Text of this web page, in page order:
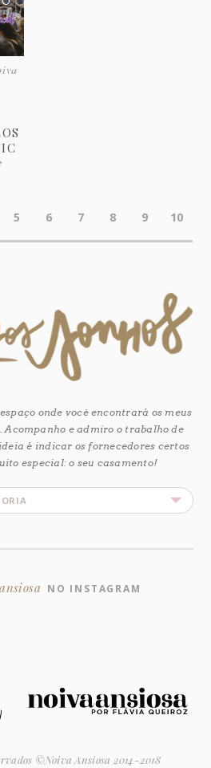
5 6 7 8 9 10
espaço onde você encontrará os meus
e admiro o trabalho de
é indicar os fornecedores certos
especial: o seu casamento!
NO INSTAGRAM
©Noiva Ansiosa 2014-2018